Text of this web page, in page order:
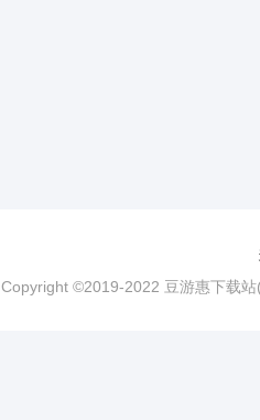
Copyright ©2019-2022 豆游惠下载